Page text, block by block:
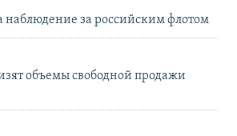
наблюдение за российским флотом
объемы свободной продажи